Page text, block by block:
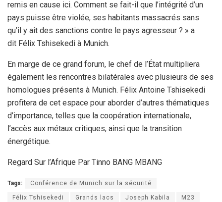
remis en cause ici. Comment se fait-il que l’intégrité d’un
pays puisse être violée, ses habitants massacrés sans
qu’il y ait des sanctions contre le pays agresseur ? » a
dit Félix Tshisekedi à Munich.
En marge de ce grand forum, le chef de l’État multipliera
également les rencontres bilatérales avec plusieurs de ses
homologues présents à Munich. Félix Antoine Tshisekedi
profitera de cet espace pour aborder d’autres thématiques
d’importance, telles que la coopération internationale,
l’accès aux métaux critiques, ainsi que la transition
énergétique.
Regard Sur l’Afrique Par Tinno BANG MBANG
Tags: Conférence de Munich sur la sécurité
Félix Tshisekedi Grands lacs Joseph Kabila M23